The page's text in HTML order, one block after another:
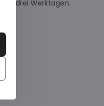
von drei Werktagen.